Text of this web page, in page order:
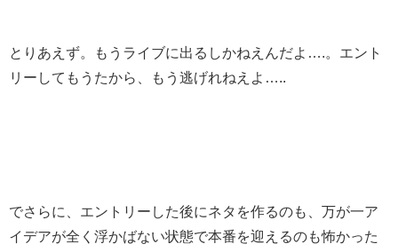
とりあえず。もうライブに出るしかねえんだよ….。エント
リーしてもうたから、もう逃げれねえよ…..
でさらに、エントリーした後にネタを作るのも、万が一ア
イデアが全く浮かばない状態で本番を迎えるのも怖かった